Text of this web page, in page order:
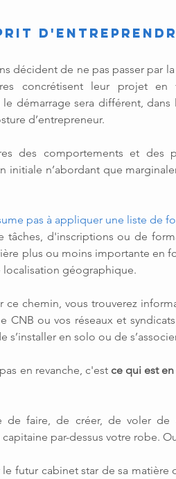
décident de ne pas passer par
concrétisent leur projet en
démarrage sera différent,
d’entrepreneur.
des comportements et
initiale n’abordant que
pas à appliquer une liste de
tâches, d'inscriptions ou de
plus ou moins importante en
géographique.
ce chemin, vous trouverez
CNB ou vos réseaux et
s’installer en solo ou de
en revanche, c'est ce qui est
de faire, de créer, de voler
par-dessus votre robe.
futur cabinet star de sa